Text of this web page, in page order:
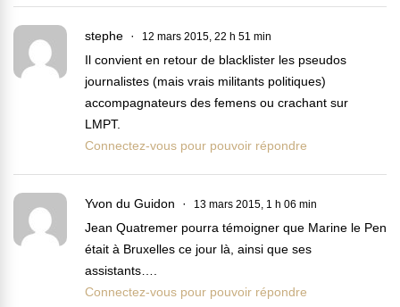
stephe 12 mars 2015, 22 h 51 min
Il convient en retour de blacklister les pseudos
journalistes (mais vrais militants politiques)
accompagnateurs des femens ou crachant sur
LMPT.
Connectez-vous pour pouvoir répondre
Yvon du Guidon 13 mars 2015, 1 h 06 min
Jean Quatremer pourra témoigner que Marine le Pen
était à Bruxelles ce jour là, ainsi que ses
assistants….
Connectez-vous pour pouvoir répondre